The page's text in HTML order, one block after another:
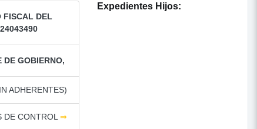
FISCAL DEL
DE GOBIERNO,
ADHERENTES)
DE CONTROL ⇒
Expedientes Hijos: